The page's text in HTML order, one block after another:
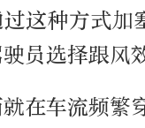
这种方式加
员选择跟风
在车流频繁